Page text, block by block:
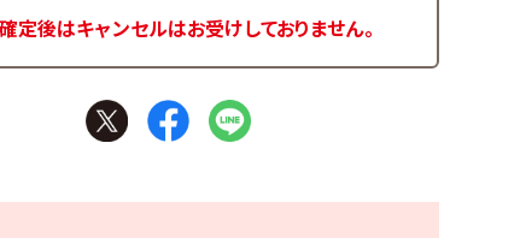
定後はキャンセルはお受けしておりません。